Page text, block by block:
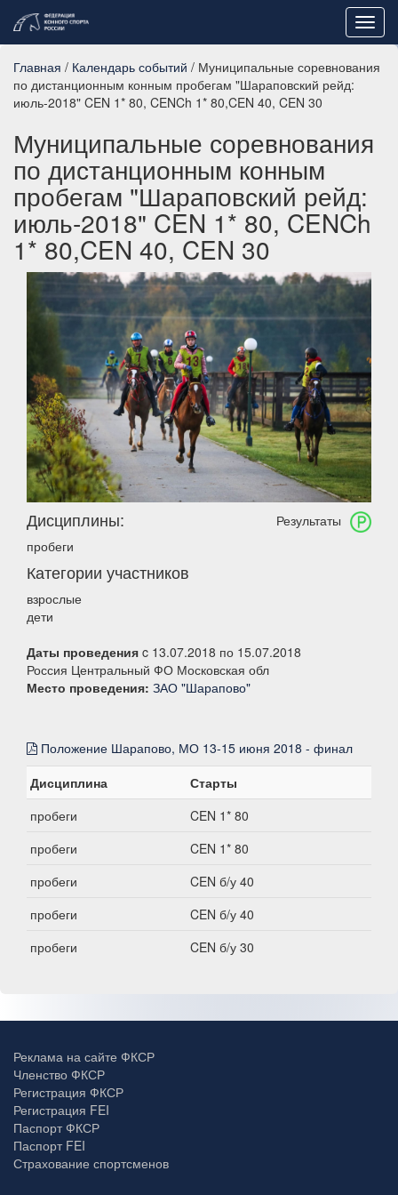
Главная / Календарь событий / Муниципальные соревнования
по дистанционным конным пробегам "Шараповский рейд:
июль-2018" CEN 1* 80, CENCh 1* 80,CEN 40, CEN 30
Муниципальные соревнования
по дистанционным конным
пробегам "Шараповский рейд:
июль-2018" CEN 1* 80, CENCh
1* 80,CEN 40, CEN 30
Результаты
Дисциплины:
пробеги
Категории участников
взрослые
дети
Даты проведения c 13.07.2018 по 15.07.2018
Россия Центральный ФО Московская обл
Место проведения: ЗАО "Шарапово"
Положение Шарапово, МО 13-15 июня 2018 - финал
Дисциплина
Старты
пробеги
CEN 1* 80
пробеги
CEN 1* 80
пробеги
CEN б/у 40
пробеги
CEN б/у 40
пробеги
CEN б/у 30
Реклама на сайте ФКСР
Членство ФКСР
Регистрация ФКСР
Регистрация FEI
Паспорт ФКСР
Паспорт FEI
Страхование спортсменов